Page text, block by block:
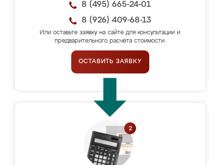
8 (495) 665-24-01
8 (926) 409-68-13
Или оставьте заявку на сайте для консультации и
предварительного расчёта стоимости.
ОСТАВИТЬ ЗАЯВКУ